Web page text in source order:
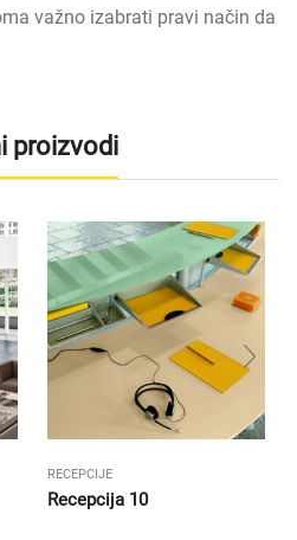
važno izabrati pravi način da
proizvodi
RECEPCIJE
Recepcija 10